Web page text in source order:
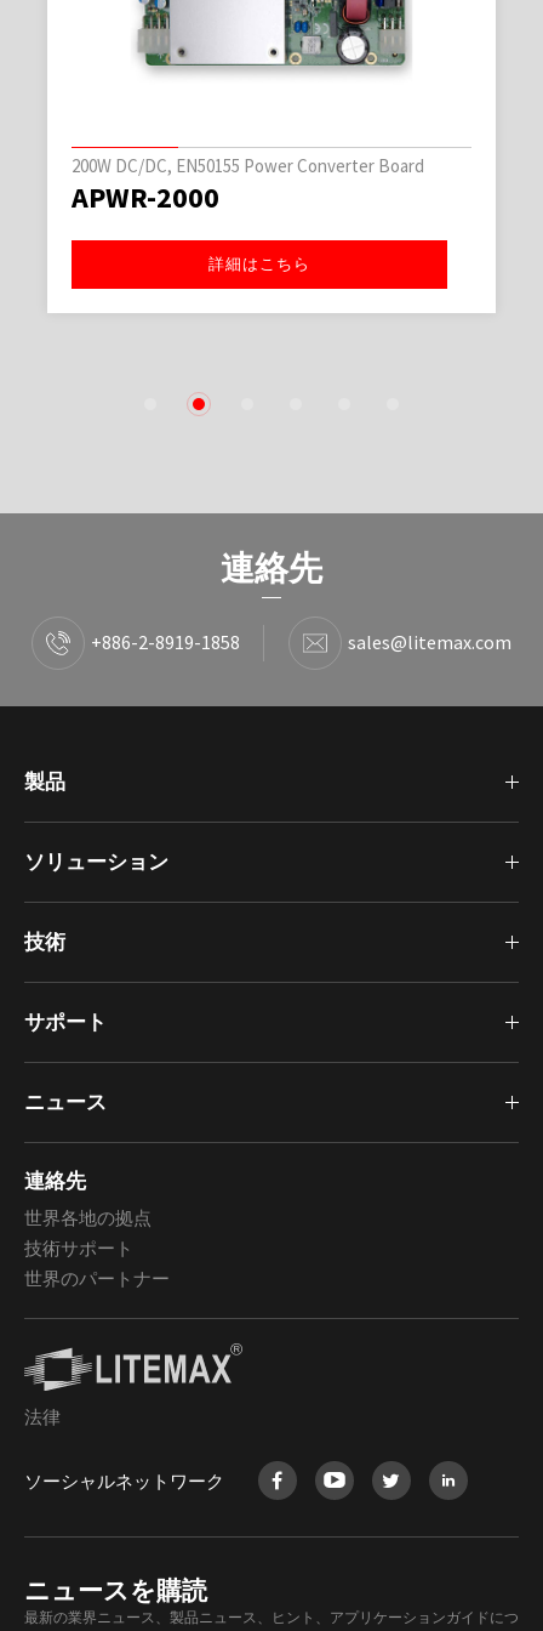
200W DC/DC, EN50155 Power Converter Board
APWR-2000
詳細はこちら
2
連絡先
+886-2-8919-1858 sales@litemax.com
製品
ソリューション
技術
サポート
ニュース
連絡先
世界各地の拠点
技術サポート
世界のパートナー
法律
ソーシャルネットワーク
ニュースを購読
最新の業界ニュース、製品ニュース、ヒント、アプリケーションガイドにつ